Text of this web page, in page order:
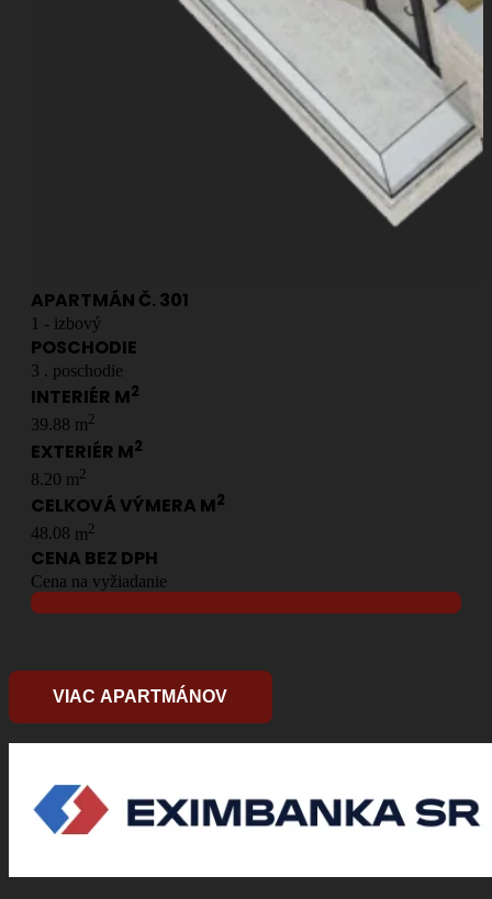
APARTMÁN Č.301
1 - izbový
POSCHODIE
3 . poschodie
INTERIÉR M2
39.88 m2
EXTERIÉR M2
8.20 m2
CELKOVÁ VÝMERA M2
48.08 m2
CENA BEZ DPH
Cena na vyžiadanie
VIAC APARTMÁNOV